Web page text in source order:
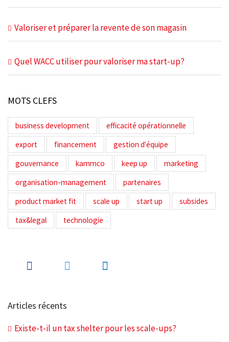
Valoriser et préparer la revente de son magasin
Quel WACC utiliser pour valoriser ma start-up?
MOTS CLEFS
business development
efficacité opérationnelle
export
financement
gestion d'équipe
gouvernance
kammco keep up
marketing
organisation-management
partenaires
product market fit
scale up start up
subsides
tax&legal
technologie
Articles récents
Existe-t-il un tax shelter pour les scale-ups?